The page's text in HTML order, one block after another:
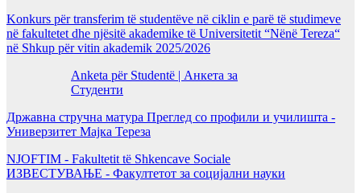
Konkurs për transferim të studentëve në ciklin e parë të studimeve
në fakultetet dhe njësitë akademike të Universitetit “Nënë Tereza“
në Shkup për vitin akademik 2025/2026
Anketa për Studentë | Анкета за
Студенти
Државна стручна матура Преглед со профили и училишта -
Универзитет Мајка Тереза
NJOFTIM - Fakultetit të Shkencave Sociale
ИЗВЕСТУВАЊЕ - Факултетот за социјални науки